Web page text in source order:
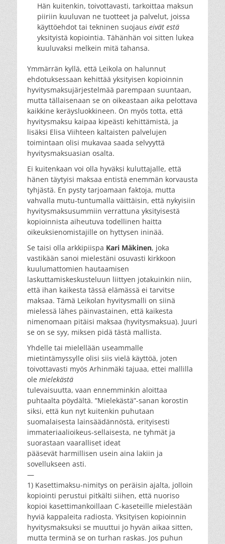
Hän kuitenkin, toivottavasti, tarkoittaa maksun
piiriin kuuluvan ne tuotteet ja palvelut, joissa
käyttöehdot tai tekninen suojaus eivät estä
yksityistä kopiointia. Tähänhän voi sitten lukea
kuuluvaksi melkein mitä tahansa.
Ymmärrän kyllä, että Leikola on halunnut
ehdotuksessaan kehittää yksityisen kopioinnin
hyvitysmaksujärjestelmää parempaan suuntaan,
mutta tällaisenaan se on oikeastaan aika pelottava
kaikkine keräysluokkineen. On myös totta, että
hyvitysmaksu kaipaa kipeästi kehittämistä, ja
lisäksi Elisa Viihteen kaltaisten palvelujen
toimintaan olisi mukavaa saada selvyyttä
hyvitysmaksuasian osalta.
Ei kuitenkaan voi olla hyväksi kuluttajalle, että
hänen täytyisi maksaa entistä enemmän korvausta
tyhjästä. En pysty tarjoamaan faktoja, mutta
vahvalla mutu-tuntumalla väittäisin, että nykyisiin
hyvitysmaksusummiin verrattuna yksityisestä
kopioinnista aiheutuva todellinen haitta
oikeuksienomistajille on hyttysen ininää.
Se taisi olla arkkipiispa Kari Mäkinen, joka
vastikään sanoi mielestäni osuvasti kirkkoon
kuulumattomien hautaamisen
laskuttamiskeskusteluun liittyen jotakuinkin niin,
että ihan kaikesta tässä elämässä ei tarvitse
maksaa. Tämä Leikolan hyvitysmalli on siinä
mielessä lähes päinvastainen, että kaikesta
nimenomaan pitäisi maksaa (hyvitysmaksua). Juuri
se on se syy, miksen pidä tästä mallista.
Yhdelle tai mielellään useammalle
mietintämyssylle olisi siis vielä käyttöä, joten
toivottavasti myös Arhinmäki tajuaa, ettei mallilla
ole mielekästä
tulevaisuutta, vaan ennemminkin aloittaa
puhtaalta pöydältä. ”Mielekästä”-sanan korostin
siksi, että kun nyt kuitenkin puhutaan
suomalaisesta lainsäädännöstä, erityisesti
immateriaalioikeus-sellaisesta, ne tyhmät ja
suorastaan vaaralliset ideat
pääsevät harmillisen usein aina lakiin ja
sovellukseen asti.
—
1) Kasettimaksu-nimitys on peräisin ajalta, jolloin
kopiointi perustui pitkälti siihen, että nuoriso
kopioi kasettimankoillaan C-kaseteille mielestään
hyviä kappaleita radiosta. Yksityisen kopioinnin
hyvitysmaksuksi se muuttui jo hyvän aikaa sitten,
mutta terminä se on turhan raskas. Jos puhun